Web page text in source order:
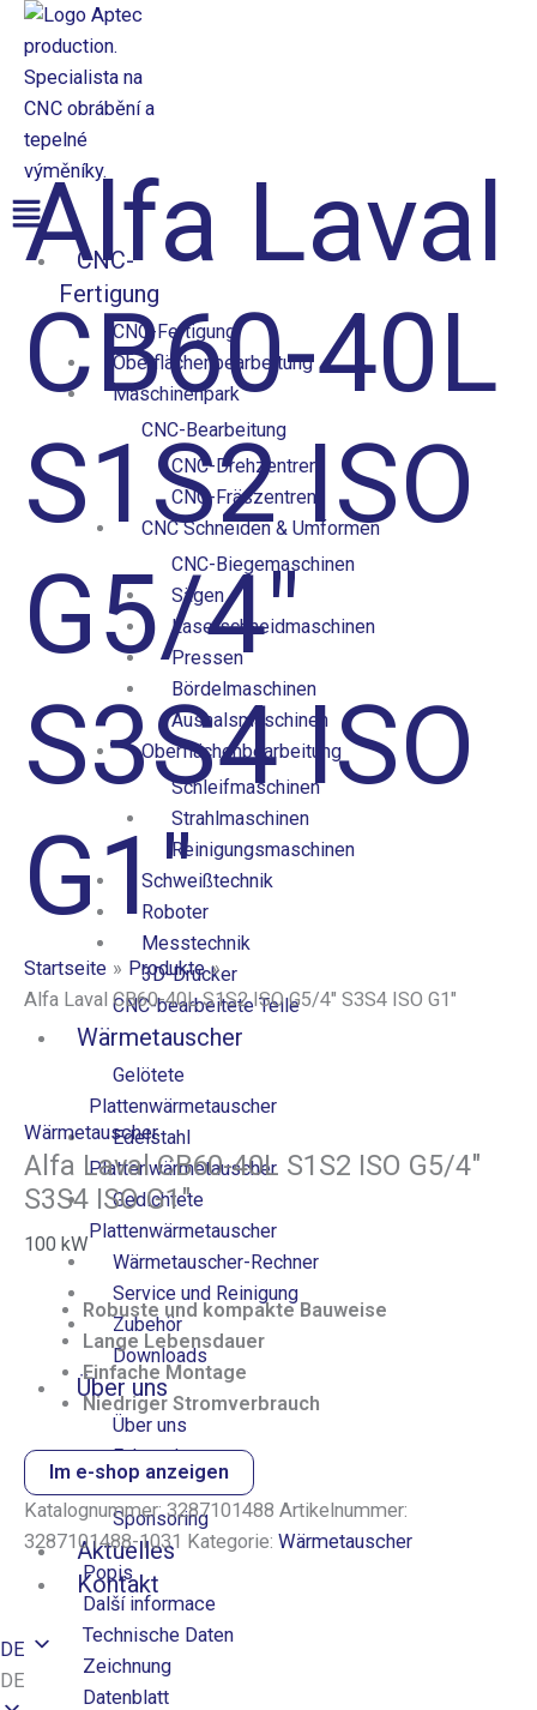
Přeskočit
obsah
Aptec production
Menü
CNC-
Fertigung
CNC-Fertigung
Oberflächenbearbeitung
Maschinenpark
CNC-Bearbeitung
CNC-Drehzentren
CNC-Fräszentren
CNC Schneiden & Umformen
CNC-Biegemaschinen
Sägen
Laserschneidmaschinen
Pressen
Bördelmaschinen
Aushalsmaschinen
Oberflächenbearbeitung
Schleifmaschinen
Strahlmaschinen
Reinigungsmaschinen
Schweißtechnik
Roboter
Messtechnik
3D-Drucker
CNC-bearbeitete Teile
Wärmetauscher
Gelötete
Plattenwärmetauscher
Edelstahl
Plattenwärmetauscher
Gedichtete
Plattenwärmetauscher
Wärmetauscher-Rechner
Service und Reinigung
Zubehör
Downloads
Über uns
Über uns
Fuhrpark
Karriere
Sponsoring
Aktuelles
Kontakt
DE
DE
Alfa Laval
CB60-40L
S1S2 ISO
G5/4″
S3S4 ISO
G1″
Startseite
Produkte
Alfa Laval CB60-40L S1S2 ISO G5/4″ S3S4 ISO G1″
Wärmetauscher
Alfa Laval CB60-40L S1S2 ISO G5/4″
S3S4 ISO G1″
100 kW
Robuste und kompakte Bauweise
Lange Lebensdauer
Einfache Montage
Niedriger Stromverbrauch
Im e-shop anzeigen
Katalognummer: 3287101488 Artikelnummer:
3287101488-1031 Kategorie: Wärmetauscher
Popis
Další informace
Technische Daten
Zeichnung
Datenblatt